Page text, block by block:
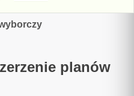
planów